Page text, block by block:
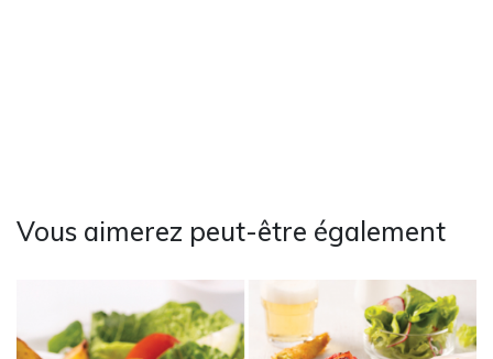
Vous aimerez peut-être également